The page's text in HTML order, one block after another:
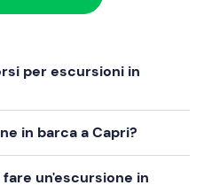
per escursioni in
in barca a Capri?
un'escursione in